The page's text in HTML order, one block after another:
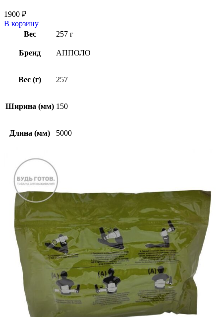
1900 ₽
В корзину
Вес
257 г
Бренд АППОЛО
Вес (г) 257
Ширина (мм) 150
Длина (мм) 5000